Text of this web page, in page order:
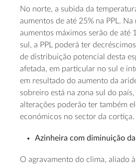
No norte, a subida da
aumentos de até 25% na PPL.
aumentos máximos serão de até
sul, a PPL poderá ter
de distribuição potencial desta
afetada, em particular no sul e
em resultado do aumento da
sobreiro está na zona sul do
alterações poderão ter também
económicos no sector da cortiça.
Azinheira com diminuição
O agravamento do clima, aliado